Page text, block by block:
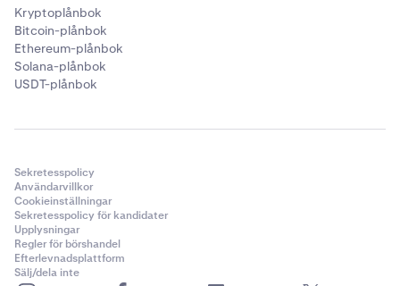
Kryptoplånbok
Bitcoin-plånbok
Ethereum-plånbok
Solana-plånbok
USDT-plånbok
Sekretesspolicy
Användarvillkor
Cookieinställningar
Sekretesspolicy för kandidater
Upplysningar
Regler för börshandel
Efterlevnadsplattform
Sälj/dela inte